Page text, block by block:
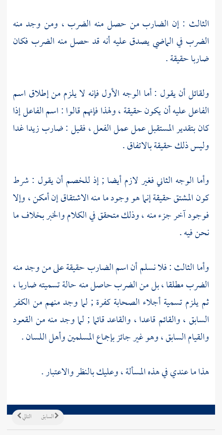
الثالث : إن الضارب من حصل منه الضرب ، ومن وجد منه
الضرب في الماضي يصدق عليه أنه قد حصل منه الضرب فكان
ضاربا حقيقة .
ولقائل أن يقول : أما الوجه الأول فإنه لا يلزم من إطلاق اسم
الفاعل عليه أن يكون حقيقة ، ولهذا فإنهم قالوا : اسم الفاعل إذا
كان بتقدير المستقبل عمل عمل الفعل ، فقيل : ضارب زيدا غدا
وليس ذلك حقيقة بالاتفاق .
وأما الوجه الثاني فغير لازم أيضا ; إذ للخصم أن يقول : شرط
كون المشتق حقيقة إنما هو وجود ما منه الاشتقاق إن أمكن ، وإلا
فوجود آخر جزء منه ، وذلك متحقق في الكلام والخبر بخلاف ما
نحن فيه .
وأما الثالث : فلا نسلم أن اسم الضارب حقيقة على من وجد منه
الضرب مطلقا ، بل من الضرب حاصل منه حالة تسميته ضاربا ،
ثم يلزم تسمية أجلاء الصحابة كفرة ; لما وجد منهم من الكفر
السابق ، والقائم قاعدا ، والقاعد قائما ; لما وجد منه من القعود
والقيام السابق ، وهو غير جائز بإجماع المسلمين وأهل اللسان .
هذا ما عندي في هذه المسألة ، وعليك بالنظر والاعتبار .
التالي السابق